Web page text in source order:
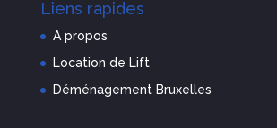
Liens rapides
A propos
Location de Lift
Déménagement Bruxelles